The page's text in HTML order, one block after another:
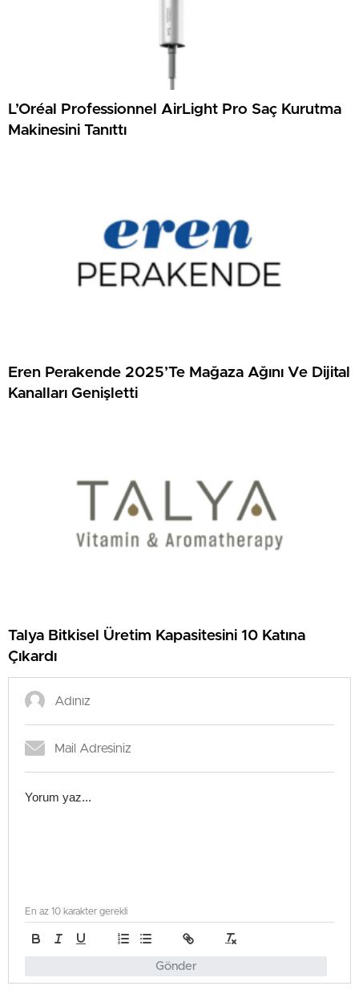
L’Oréal Professionnel AirLight Pro Saç Kurutma
Makinesini Tanıttı
Eren Perakende 2025’Te Mağaza Ağını Ve Dijital
Kanalları Genişletti
Talya Bitkisel Üretim Kapasitesini 10 Katına
Çıkardı
Gönder
En az 10 karakter gerekli